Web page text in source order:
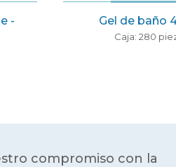
- Gel de baño
Caja: 280
compromiso con la